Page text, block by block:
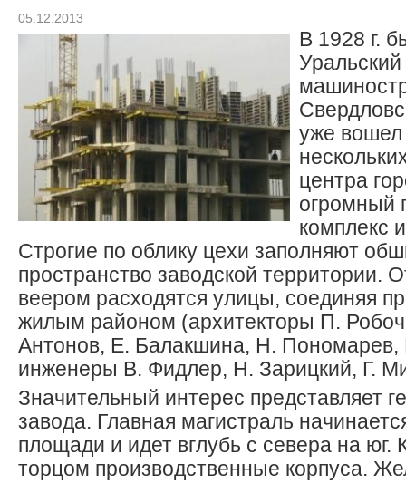
05.12.2013
В 1928 г.
Уральский
уже вошел
центра
огромный
комплекс
Строгие по облику цехи заполняют
пространство заводской территории.
веером расходятся улицы, соединяя
жилым районом (архитекторы П.
Антонов, Е. Балакшина, Н.
инженеры В. Фидлер, Н. Зарицкий, Г.
Значительный интерес представляет
завода. Главная магистраль
площади и идет вглубь с севера на
торцом производственные корпуса.